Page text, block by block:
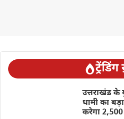
उत्तराखंड
धामी का
करेगा 2,500